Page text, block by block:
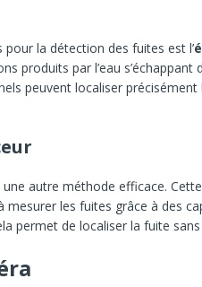
la détection des fuites est l’
produits par l’eau s’échappant
peuvent localiser
une autre méthode efficace.
mesurer les fuites grâce à des
permet de localiser la fuite